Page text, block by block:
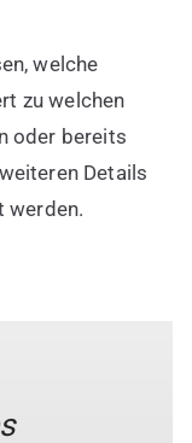
welche
zu welchen
oder bereits
Details
werden.